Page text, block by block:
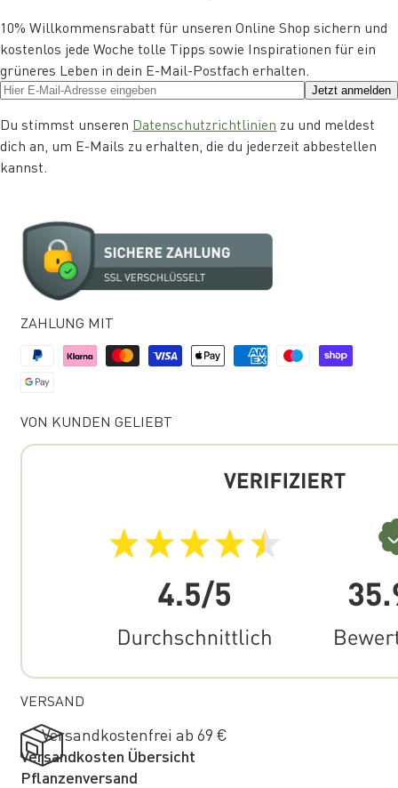
10% Willkommensrabatt für unseren Online Shop sichern und
kostenlos jede Woche tolle Tipps sowie Inspirationen für ein
grüneres Leben in dein E-Mail-Postfach erhalten.
Jetzt anmelden
Du stimmst unseren Datenschutzrichtlinien zu und meldest
dich an, um E-Mails zu erhalten, die du jederzeit abbestellen
kannst.
VERSAND
Versandkostenfrei ab 69 €
Versandkosten Übersicht
Pflanzenversand
ZAHLUNG MIT
VON KUNDEN GELIEBT